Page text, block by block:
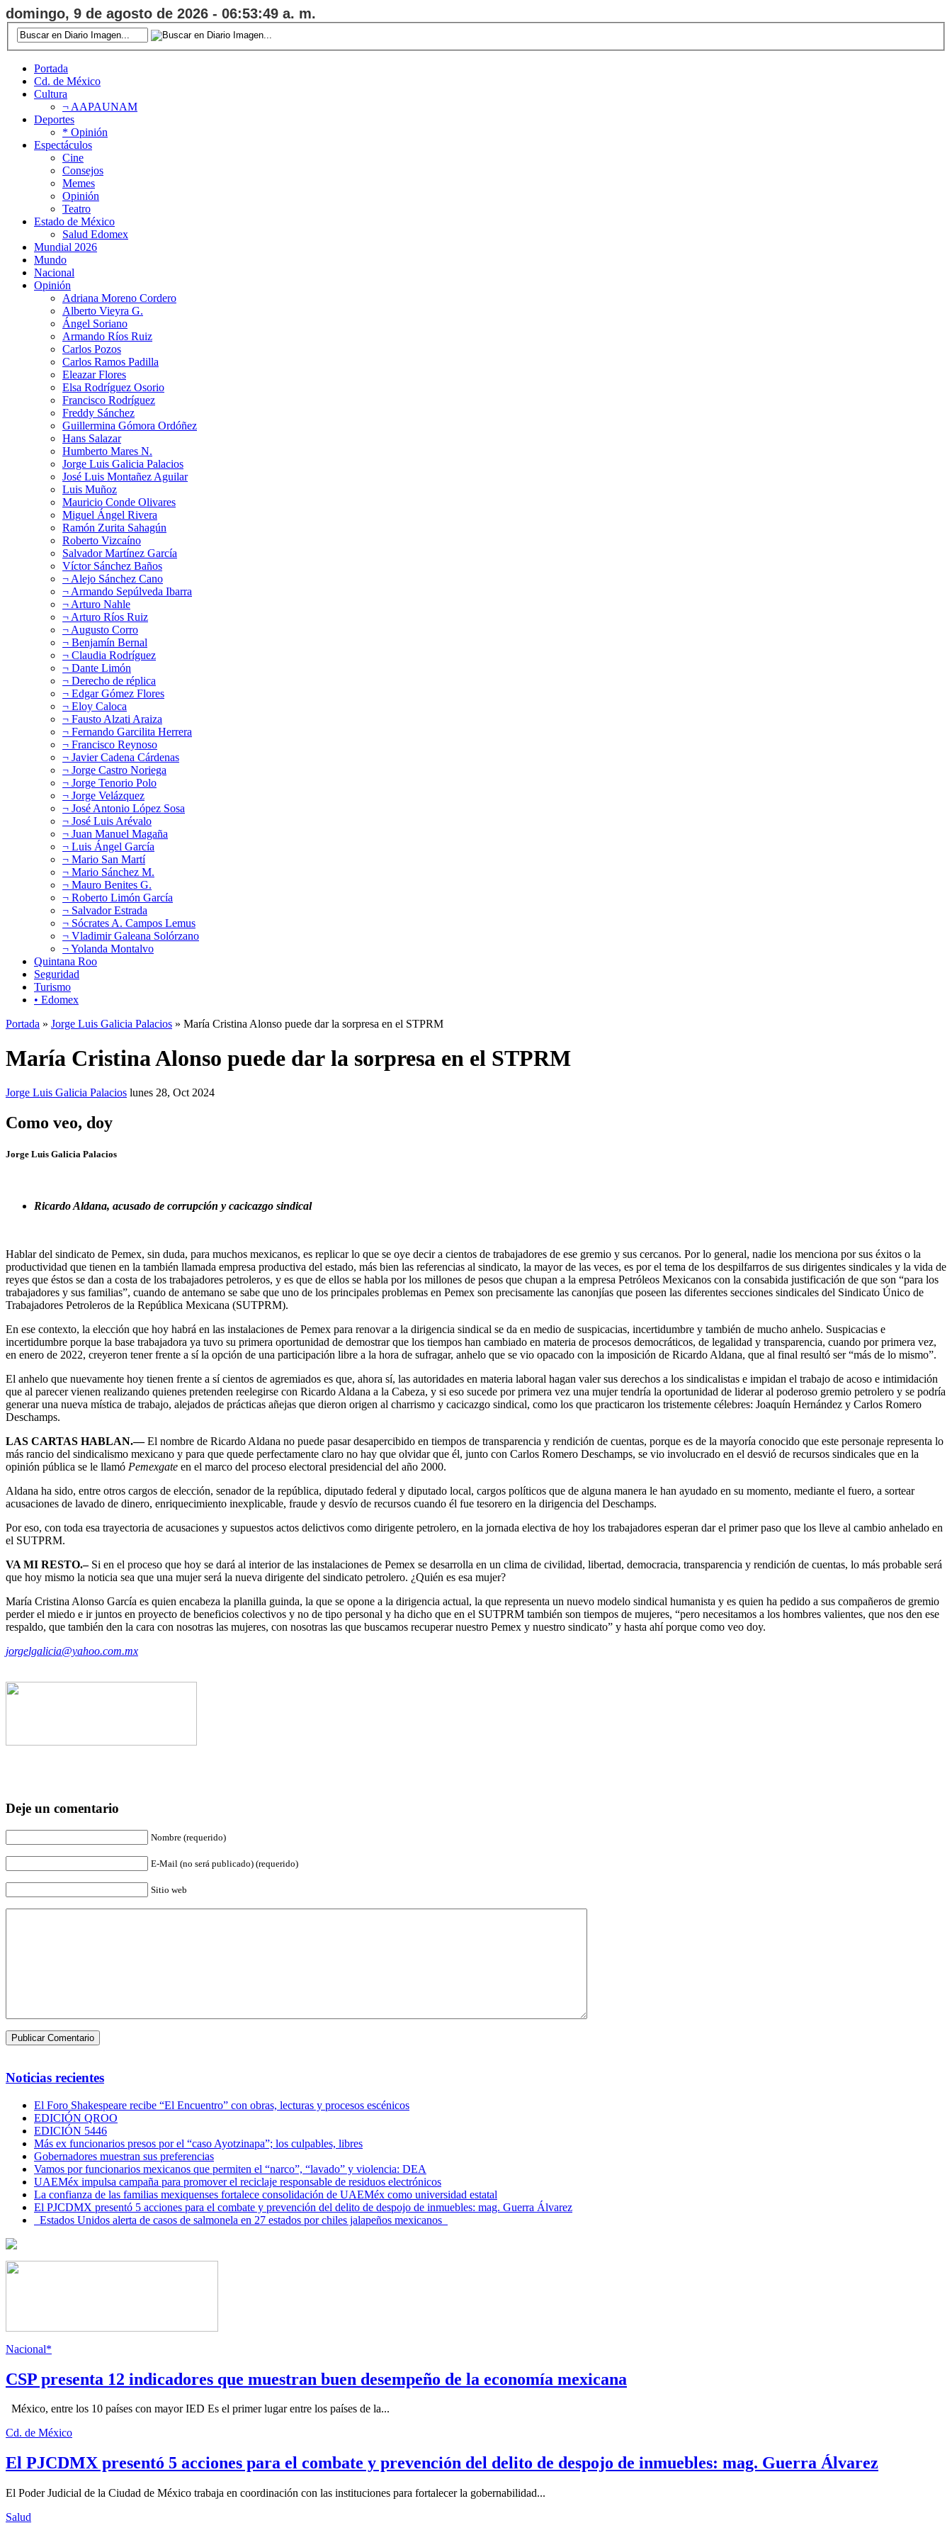
domingo, 9 de agosto de 2026 - 06:53:50 a. m.
Portada
Cd. de México
Cultura
¬ AAPAUNAM
Deportes
* Opinión
Espectáculos
Cine
Consejos
Memes
Opinión
Teatro
Estado de México
Salud Edomex
Mundial 2026
Mundo
Nacional
Opinión
Adriana Moreno Cordero
Alberto Vieyra G.
Ángel Soriano
Armando Ríos Ruiz
Carlos Pozos
Carlos Ramos Padilla
Eleazar Flores
Elsa Rodríguez Osorio
Francisco Rodríguez
Freddy Sánchez
Guillermina Gómora Ordóñez
Hans Salazar
Humberto Mares N.
Jorge Luis Galicia Palacios
José Luis Montañez Aguilar
Luis Muñoz
Mauricio Conde Olivares
Miguel Ángel Rivera
Ramón Zurita Sahagún
Roberto Vizcaíno
Salvador Martínez García
Víctor Sánchez Baños
¬ Alejo Sánchez Cano
¬ Armando Sepúlveda Ibarra
¬ Arturo Nahle
¬ Arturo Ríos Ruiz
¬ Augusto Corro
¬ Benjamín Bernal
¬ Claudia Rodríguez
¬ Dante Limón
¬ Derecho de réplica
¬ Edgar Gómez Flores
¬ Eloy Caloca
¬ Fausto Alzati Araiza
¬ Fernando Garcilita Herrera
¬ Francisco Reynoso
¬ Javier Cadena Cárdenas
¬ Jorge Castro Noriega
¬ Jorge Tenorio Polo
¬ Jorge Velázquez
¬ José Antonio López Sosa
¬ José Luis Arévalo
¬ Juan Manuel Magaña
¬ Luis Ángel García
¬ Mario San Martí
¬ Mario Sánchez M.
¬ Mauro Benites G.
¬ Roberto Limón García
¬ Salvador Estrada
¬ Sócrates A. Campos Lemus
¬ Vladimir Galeana Solórzano
¬ Yolanda Montalvo
Quintana Roo
Seguridad
Turismo
• Edomex
Portada » Jorge Luis Galicia Palacios » María Cristina Alonso puede dar la sorpresa en el STPRM
María Cristina Alonso puede dar la sorpresa en el STPRM
Jorge Luis Galicia Palacios lunes 28, Oct 2024
Como veo, doy
Jorge Luis Galicia Palacios
Ricardo Aldana, acusado de corrupción y cacicazgo sindical
Hablar del sindicato de Pemex, sin duda, para muchos mexicanos, es replicar lo que se oye decir a cientos de trabajadores de ese gremio y sus cercanos. Por lo general, nadie los menciona por sus éxitos o la
productividad que tienen en la también llamada empresa productiva del estado, más bien las referencias al sindicato, la mayor de las veces, es por el tema de los despilfarros de sus dirigentes sindicales y la vida de
reyes que éstos se dan a costa de los trabajadores petroleros, y es que de ellos se habla por los millones de pesos que chupan a la empresa Petróleos Mexicanos con la consabida justificación de que son “para los
trabajadores y sus familias”, cuando de antemano se sabe que uno de los principales problemas en Pemex son precisamente las canonjías que poseen las diferentes secciones sindicales del Sindicato Único de
Trabajadores Petroleros de la República Mexicana (SUTPRM).
En ese contexto, la elección que hoy habrá en las instalaciones de Pemex para renovar a la dirigencia sindical se da en medio de suspicacias, incertidumbre y también de mucho anhelo. Suspicacias e
incertidumbre porque la base trabajadora ya tuvo su primera oportunidad de demostrar que los tiempos han cambiado en materia de procesos democráticos, de legalidad y transparencia, cuando por primera vez,
en enero de 2022, creyeron tener frente a sí la opción de una participación libre a la hora de sufragar, anhelo que se vio opacado con la imposición de Ricardo Aldana, que al final resultó ser “más de lo mismo”.
El anhelo que nuevamente hoy tienen frente a sí cientos de agremiados es que, ahora sí, las autoridades en materia laboral hagan valer sus derechos a los sindicalistas e impidan el trabajo de acoso e intimidación
que al parecer vienen realizando quienes pretenden reelegirse con Ricardo Aldana a la Cabeza, y si eso sucede por primera vez una mujer tendría la oportunidad de liderar al poderoso gremio petrolero y se podría
generar una nueva mística de trabajo, alejados de prácticas añejas que dieron origen al charrismo y cacicazgo sindical, como los que practicaron los tristemente célebres: Joaquín Hernández y Carlos Romero
Deschamps.
LAS CARTAS HABLAN.—El nombre de Ricardo Aldana no puede pasar desapercibido en tiempos de transparencia y rendición de cuentas, porque es de la mayoría conocido que este personaje representa lo
más rancio del sindicalismo mexicano y para que quede perfectamente claro no hay que olvidar que él, junto con Carlos Romero Deschamps, se vio involucrado en el desvió de recursos sindicales que en la
opinión pública se le llamó Pemexgate en el marco del proceso electoral presidencial del año 2000.
Aldana ha sido, entre otros cargos de elección, senador de la república, diputado federal y diputado local, cargos políticos que de alguna manera le han ayudado en su momento, mediante el fuero, a sortear
acusaciones de lavado de dinero, enriquecimiento inexplicable, fraude y desvío de recursos cuando él fue tesorero en la dirigencia del Deschamps.
Por eso, con toda esa trayectoria de acusaciones y supuestos actos delictivos como dirigente petrolero, en la jornada electiva de hoy los trabajadores esperan dar el primer paso que los lleve al cambio anhelado en
el SUTPRM.
VA MI RESTO.–Si en el proceso que hoy se dará al interior de las instalaciones de Pemex se desarrolla en un clima de civilidad, libertad, democracia, transparencia y rendición de cuentas, lo más probable será
que hoy mismo la noticia sea que una mujer será la nueva dirigente del sindicato petrolero. ¿Quién es esa mujer?
María Cristina Alonso García es quien encabeza la planilla guinda, la que se opone a la dirigencia actual, la que representa un nuevo modelo sindical humanista y es quien ha pedido a sus compañeros de gremio
perder el miedo e ir juntos en proyecto de beneficios colectivos y no de tipo personal y ha dicho que en el SUTPRM también son tiempos de mujeres, “pero necesitamos a los hombres valientes, que nos den ese
respaldo, que también den la cara con nosotras las mujeres, con nosotras las que buscamos recuperar nuestro Pemex y nuestro sindicato” y hasta ahí porque como veo doy.
jorgelgalicia@yahoo.com.mx
Deje un comentario
Nombre (requerido)
E-Mail (no será publicado) (requerido)
Sitio web
Noticias recientes
El Foro Shakespeare recibe “El Encuentro” con obras, lecturas y procesos escénicos
EDICIÓN QROO
EDICIÓN 5446
Más ex funcionarios presos por el “caso Ayotzinapa”; los culpables, libres
Gobernadores muestran sus preferencias
Vamos por funcionarios mexicanos que permiten el “narco”, “lavado” y violencia: DEA
UAEMéx impulsa campaña para promover el reciclaje responsable de residuos electrónicos
La confianza de las familias mexiquenses fortalece consolidación de UAEMéx como universidad estatal
El PJCDMX presentó 5 acciones para el combate y prevención del delito de despojo de inmuebles: mag. Guerra Álvarez
Estados Unidos alerta de casos de salmonela en 27 estados por chiles jalapeños mexicanos
Nacional*
CSP presenta 12 indicadores que muestran buen desempeño de la economía mexicana
México, entre los 10 países con mayor IED Es el primer lugar entre los países de la...
Cd. de México
El PJCDMX presentó 5 acciones para el combate y prevención del delito de despojo de inmuebles: mag. Guerra Álvarez
El Poder Judicial de la Ciudad de México trabaja en coordinación con las instituciones para fortalecer la gobernabilidad...
Salud